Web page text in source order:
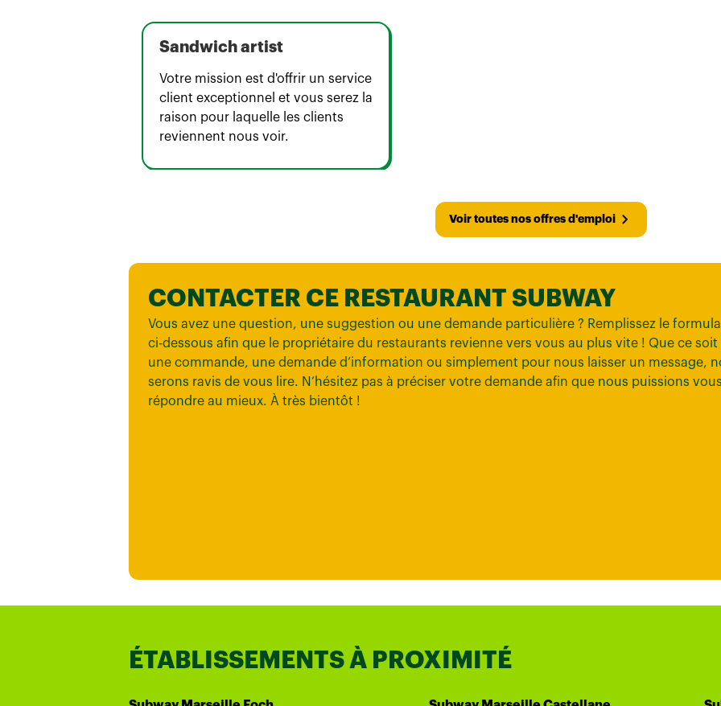
Sandwich artist
Votre mission est d'offrir un service
client exceptionnel et vous serez la
raison pour laquelle les clients
reviennent nous voir.
Voir toutes nos offres d'emploi
CONTACTER CE RESTAURANT SUBWAY
Vous avez une question, une suggestion ou une demande particulière ? Remplissez le
ci-dessous afin que le propriétaire du restaurants revienne vers vous au plus vite ! Que ce
une commande, une demande d’information ou simplement pour nous laisser un message,
serons ravis de vous lire. N’hésitez pas à préciser votre demande afin que nous puissions vous
répondre au mieux. À très bientôt !
ÉTABLISSEMENTS À PROXIMITÉ